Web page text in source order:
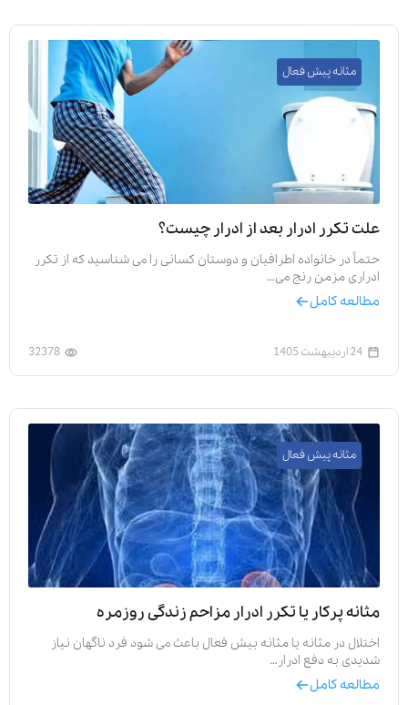
مثانه پیش فعال
علت تکرر ادرار بعد از ادرار چیست؟
حتماً در خانواده اطرافیان و دوستان کسانی را می شناسید که از تکرر
ادراری مزمن رنج می…
مطالعه کامل
24 اردیبهشت 1405 32378
مثانه پیش فعال
مثانه پركار یا تكرر ادرار مزاحم زندگی روزمره
اختلال در مثانه یا مثانه بیش‌ فعال باعث می‌ شود فرد ناگهان نیاز
شدیدی به دفع ادرار…
مطالعه کامل